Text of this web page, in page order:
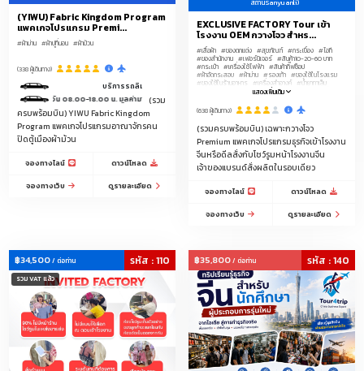
(YIWU) Fabric Kingdom Program
แพคเกจโปรแกรม Premi...
#ผ้าม่าน #ผ้าปูที่นอน #ผ้าม้วน
(338 ผู้เดินทาง)
บริการรถลีมูซีนพร้อมคนขับรถ ระหว่างสนามบินหางโจว-โรงแรมในเมืองอี้อูรวม 2 เที่ยว
วัน 08.00-18.00 น. มูลค่ามากกว่า 10,000 บาท
(รวม
ครบพร้อมบิน) YIWU Fabric Kingdom
Program แพคเกจโปรแกรมอาณาจักรคน
ปิดตู้เมืองผ้าม้วน
จองทางไลน์
ดาวน์โหลด
จองทางเว็บ
ดูรายละเอียด
สถานีSanyuanli)
EXCLUSIVE FACTORY Tour เข้า
โรงงาน OEM กวางโจว สำหร...
#เสื้อผ้า #ของตกแต่ง #สุขภัณฑ์ #กระเบื้อง #ไอที
#ของสำนักงาน #เฟอร์นิเจอร์ #สินค้า10-20-60 บาท
#กระเป๋า #เครื่องใช้ไฟฟ้า #สินค้ากิ๊ฟช็อป
#ผ้าอัดกระสอบ #ผ้าม่าน #รองเท้า #ของใช้ในโรงแรม
#ของใช้ในร้านอาหาร
#เครื่องสำอางค์ #น้ำยาทาเล็บ
#อุปกรณ์โทรศัพท์มือถือ
#เครื่องประดับ
#ชุดชั้นในชายหญิงและเด็ก
#แพคเกจจิ้ง
#โซล่าเซลล์ #โทรศัพท์มือถือ
#อุปกรณ์แคมปิ้ง
#อุปกรณ์แต่งร้าน-ราวแขวน-หุ่น--ป้ายtagแบรนด์เสื้อผ้า-
แพคเกจจิ้ง-ถุง
#ผ้าม้วน #ทัวร์ดูงานสัมมนาที่จีน
#รับจัดโปรแกรมดูตลาดโรงงานจีนเริ่ม2-50ท่าน
แสดงเพิ่มเติม
(638 ผู้เดินทาง)
(รวมครบพร้อมบิน) เฉพาะกวางโจว
Premium แพคเกจโปรแกรมธุรกิจเข้าโรงงาน
จีนหรือดีลสั่งกับโชว์รูมหน้าโรงงานจีน
เจ้าของแบรนด์สั่งผลิตในรอบเดียว
จองทางไลน์
ดาวน์โหลด
จองทางเว็บ
ดูรายละเอียด
฿34,500/ ต่อท่าน
รวม VAT แล้ว
รหัส : 110 ฿35,800/ ต่อท่าน รหัส : 140